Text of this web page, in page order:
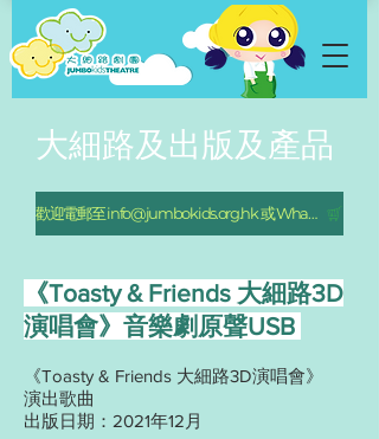
大細路及出版及產品
歡迎電郵至 info@jumbokids.org.hk 或 WhatsApp 5467-2308 訂購
《Toasty & Friends 大細路3D
演唱會》音樂劇原聲USB
《Toasty & Friends 大細路3D演唱會》
演出歌曲
出版日期：2021年12月